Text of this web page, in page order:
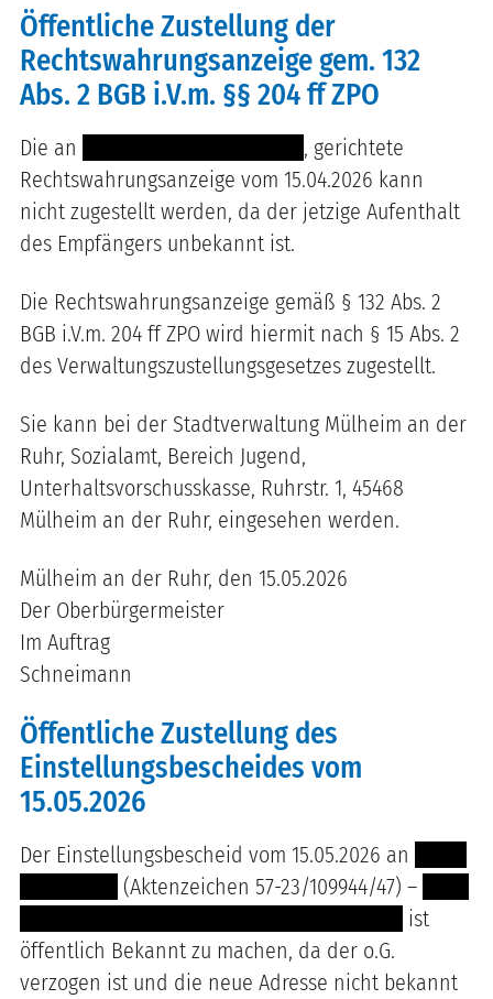
Öffentliche Zustellung der
Rechtswahrungsanzeige gem. 132
Abs. 2 BGB i.V.m. §§ 204 ff ZPO
Die an
, gerichtete
Rechtswahrungsanzeige vom 15.04.2026 kann
nicht zugestellt werden, da der jetzige Aufenthalt
des Empfängers unbekannt ist.
Die Rechtswahrungsanzeige gemäß § 132 Abs. 2
BGB i.V.m. 204 ff ZPO wird hiermit nach § 15 Abs. 2
des Verwaltungszustellungsgesetzes zugestellt.
Sie kann bei der Stadtverwaltung Mülheim an der
Ruhr, Sozialamt, Bereich Jugend,
Unterhaltsvorschusskasse, Ruhrstr. 1, 45468
Mülheim an der Ruhr, eingesehen werden.
Mülheim an der Ruhr, den 15.05.2026
Der Oberbürgermeister
Im Auftrag
Schneimann
Öffentliche Zustellung des
Einstellungsbescheides vom
15.05.2026
Der Einstellungsbescheid vom 15.05.2026 an
(Aktenzeichen 57-23/109944/47) –
ist
öffentlich Bekannt zu machen, da der o.G.
verzogen ist und die neue Adresse nicht bekannt